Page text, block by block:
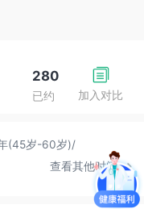
加入对比
280
已约
(45岁-60岁)/
查看其他时间